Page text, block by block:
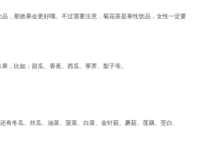
，那效果会更好哦。不过需要注意，菊花茶是寒性饮品，女性一定要
，比如：甜瓜、香蕉、西瓜、荸荠、梨子等。
冬瓜、丝瓜、油菜、菠菜、白菜、金针菇、蘑菇、莲藕、茭白、